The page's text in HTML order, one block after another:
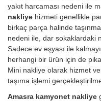
yakıt harcaması nedeni ile
nakliye hizmeti genellikle
birkaç parça halinde
nedeni ile, dar sokaklardaki
Sadece ev eşyası ile
herhangi bir ürün için de
Mini nakliye olarak hizmet
taşıma işlemi
Amasra kamyonet nakliye